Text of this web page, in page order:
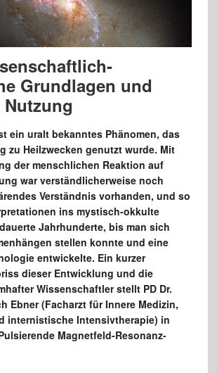
Grundlagen und
ein uralt bekanntes Phänomen, das
zu Heilzwecken genutzt wurde. Mit
der menschlichen Reaktion auf
war verständlicherweise noch
Verständnis vorhanden, und so
ins mystisch-okkulte
Jahrhunderte, bis man sich
stellen konnte und eine
entwickelte. Ein kurzer
dieser Entwicklung und die
Wissenschaftler stellt PD Dr.
Ebner (Facharzt für Innere Medizin,
internistische Intensivtherapie) in
Magnetfeld-Resonanz-